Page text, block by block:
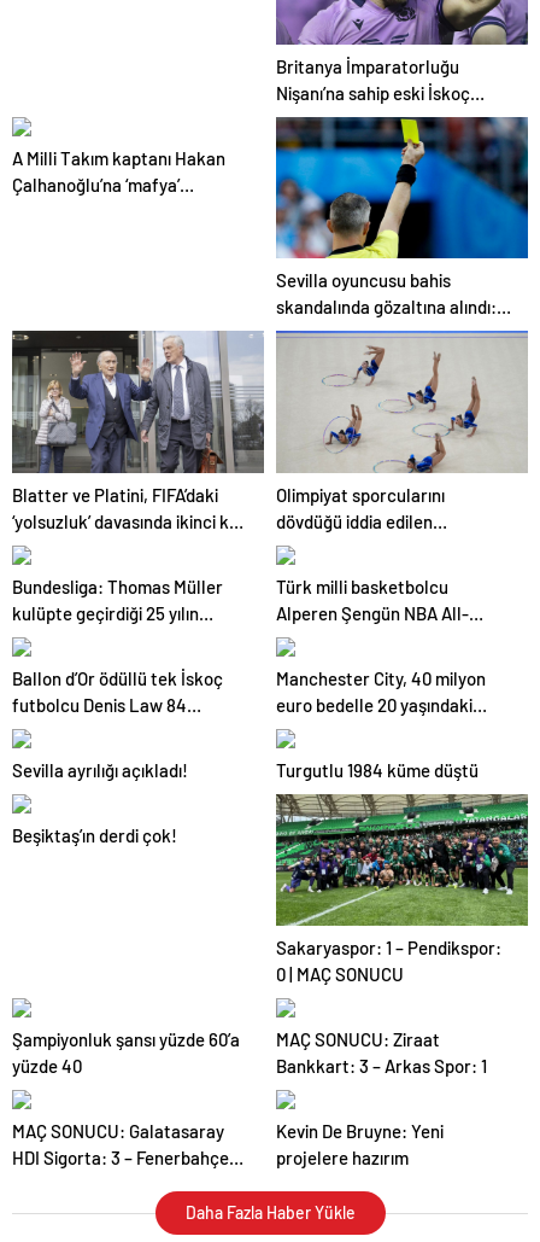
Britanya İmparatorluğu
Nişanı’na sahip eski İskoç
kaptana aile içi şiddetten
kamu hizmeti cezası
A Milli Takım kaptanı Hakan
Çalhanoğlu’na ‘mafya’
Sevilla oyuncusu bahis
skandalında gözaltına alındı:
Son dakikalarda sarı kart
Blatter ve Platini, FIFA’daki
‘yolsuzluk’ davasında ikinci kez
aklandı
Olimpiyat sporcularını
dövdüğü iddia edilen
Azerbaycanlı antrenöre 8 yıl
Bundesliga: Thomas Müller
kulüpte geçirdiği 25 yılın
ardından FC Bayern Münih’ten
Türk milli basketbolcu
Alperen Şengün NBA All-
Star’a seçildi
Ballon d’Or ödüllü tek İskoç
futbolcu Denis Law 84
yaşında öldü
Manchester City, 40 milyon
euro bedelle 20 yaşındaki
Özbek stoper Khusanov’u
Sevilla ayrılığı açıkladı! Turgutlu 1984 küme düştü
Beşiktaş’ın derdi çok!
Sakaryaspor: 1 – Pendikspor:
0 | MAÇ SONUCU
Şampiyonluk şansı yüzde 60’a
yüzde 40
MAÇ SONUCU: Ziraat
Bankkart: 3 – Arkas Spor: 1
MAÇ SONUCU: Galatasaray
HDI Sigorta: 3 – Fenerbahçe
Kevin De Bruyne: Yeni
projelere hazırım
Daha Fazla Haber Yükle